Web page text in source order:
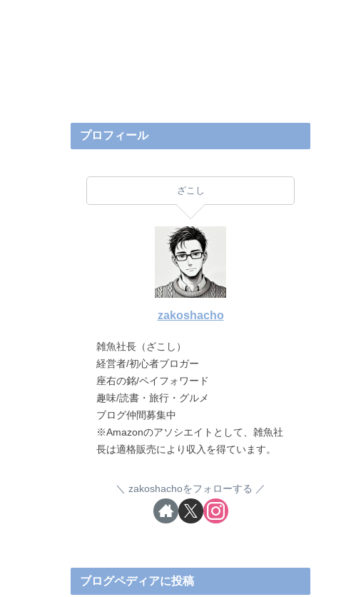
プロフィール
ざこし
zakoshacho
雑魚社長（ざこし）
経営者/初心者ブロガー
座右の銘/ペイフォワード
趣味/読書・旅行・グルメ
ブログ仲間募集中
※Amazonのアソシエイトとして、雑魚社
長は適格販売により収入を得ています。
zakoshachoをフォローする
ブログペディアに投稿